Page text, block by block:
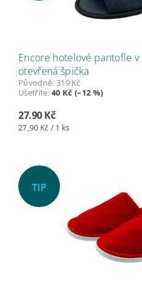
Encore hotelové pantofle v
otevřená špička
Původně: 319 Kč
Ušetříte:40 Kč (–12 %)
27.90 Kč
27,90 Kč / 1 ks
TIP